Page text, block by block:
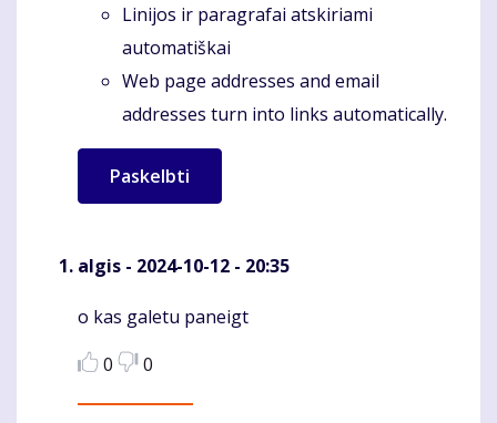
Linijos ir paragrafai atskiriami
automatiškai
Web page addresses and email
addresses turn into links automatically.
algis - 2024-10-12 - 20:35
Komentaras
o kas galetu paneigt
0
0